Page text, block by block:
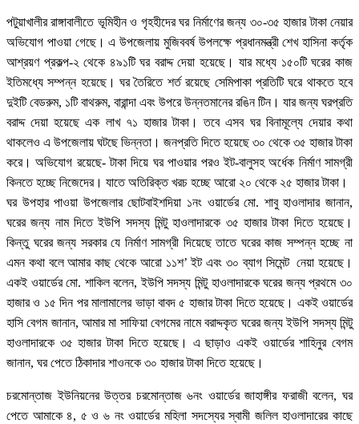
পটুয়াখালীর রাঙ্গাবালীতে ভূমিহীন ও গৃহহীদের ঘর নির্মাণের জন্য ৩০-৩৫ হাজার টাকা নেয়ার
অভিযোগ পাওয়া গেছে। এ উপজেলায় মুজিববর্ষ উপলক্ষে প্রধানমন্ত্রী শেখ হাসিনা কর্তৃক
আশ্রয়ণ প্রকল্প-২ থেকে ৪৯১টি ঘর বরাদ্দ দেয়া হয়েছে। যার মধ্যে ১৫০টি ঘরের কাজ
ইতিমধ্যে সম্পন্ন হয়েছে। ঘর তৈরিতে শর্ত রয়েছে সেমিপাকা প্রতিটি ঘরে থাকতে হবে
দুইটি বেডরুম, ১টি বাথরুম, বারান্দা এবং উপরে উন্নতমানের রঙিন টিন। যার জন্য ঘরপ্রতি
বরাদ্দ দেয়া হয়েছে এক লাখ ৭১ হাজার টাকা। তবে এসব ঘর বিনামূল্যে দেয়ার কথা
থাকলেও এ উপজেলায় ঘটছে ভিন্নতা। জনপ্রতি দিতে হয়েছে ৩০ থেকে ৩৫ হাজার টাকা
করে। অভিযোগ রয়েছে- টাকা দিয়ে ঘর পাওয়ার পরও ইট-বালুসহ অর্ধেক নির্মাণ সামগ্রী
কিনতে হচ্ছে নিজেদের। যাতে অতিরিক্ত খরচ হচ্ছে আরো ২০ থেকে ২৫ হাজার টাকা।
ঘর উপহার পাওয়া উপজেলার ছোটবাইশদিয়া ১নং ওয়ার্ডের মো. শাবু হাওলাদার জানান,
ঘরের জন্য নাম দিতে ইউপি সদস্য মিন্টু হাওলাদারকে ৩৫ হাজার টাকা দিতে হয়েছে।
কিন্তু ঘরের জন্য সরকার যে নির্মাণ সামগ্রী দিয়েছে তাতে ঘরের কাজ সম্পন্ন হচ্ছে না
এমন কথা বলে আমার কাছ থেকে আরো ১১শ’ ইট এবং ৩০ ব্যাগ সিমেন্ট নেয়া হয়েছে।
একই ওয়ার্ডের মো. শাকিল বলেন, ইউপি সদস্য মিন্টু হাওলাদারকে ঘরের জন্য প্রথমে ৩০
হাজার ও ১৫ দিন পর মালামালের ভাড়া বাবদ ৫ হাজার টাকা দিতে হয়েছে। একই ওয়ার্ডের
হাসি বেগম জানান, আমার মা সাফিয়া বেগমের নামে বরাদ্দকৃত ঘরের জন্য ইউপি সদস্য মিন্টু
হাওলাদারকে ৩৫ হাজার টাকা দিতে হয়েছে। এ ছাড়াও একই ওয়ার্ডের শাহিনুর বেগম
জানান, ঘর পেতে ঠিকাদার শাওনকে ৩০ হাজার টাকা দিতে হয়েছে।
চরমোন্তাজ ইউনিয়নের উত্তর চরমোন্তাজ ৬নং ওয়ার্ডের জাহাঙ্গীর ফরাজী বলেন, ঘর
পেতে আমাকে ৪, ৫ ও ৬ নং ওয়ার্ডের মহিলা সদস্যের স্বামী জলিল হাওলাদারের কাছে